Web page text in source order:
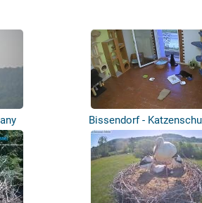
Bissendorf -
Osnabrück